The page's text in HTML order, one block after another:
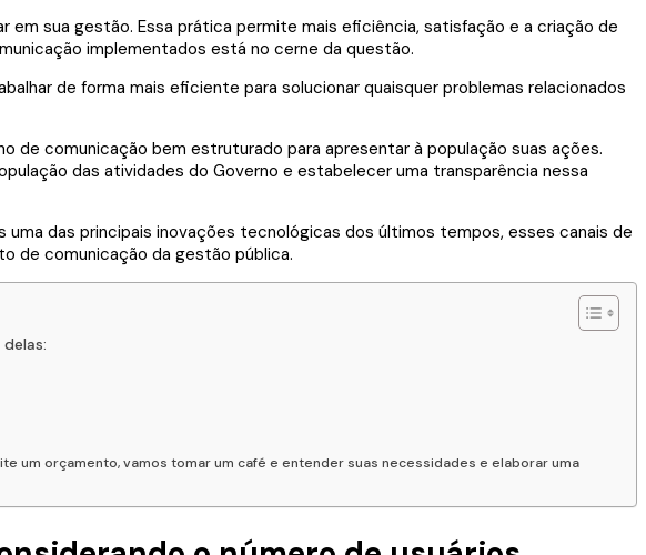
sua gestão. Essa prática permite mais eficiência, satisfação e a criação de
implementados está no cerne da questão.
de forma mais eficiente para solucionar quaisquer problemas relacionados
de comunicação bem estruturado para apresentar à população suas ações.
das atividades do Governo e estabelecer uma transparência nessa
das principais inovações tecnológicas dos últimos tempos, esses canais de
de comunicação da gestão pública.
um orçamento, vamos tomar um café e entender suas necessidades e elaborar uma